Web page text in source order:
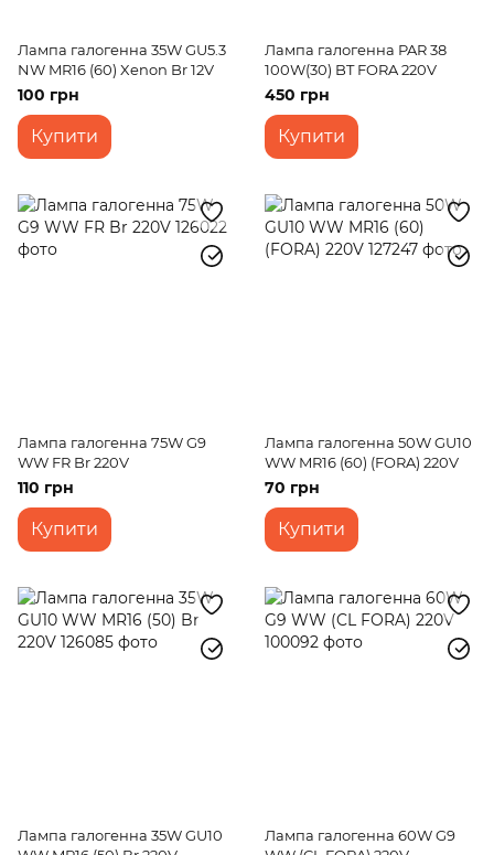
Лампа галогенна 35W GU5.3
NW MR16 (60) Xenon Br 12V
100 грн
Купити
Лампа галогенна PAR 38
100W(30) BT FORA 220V
450 грн
Купити
Лампа галогенна 75W G9
WW FR Br 220V
110 грн
Купити
Лампа галогенна 50W GU10
WW MR16 (60) (FORA) 220V
70 грн
Купити
Лампа галогенна 35W GU10
Лампа галогенна 60W G9